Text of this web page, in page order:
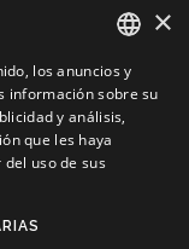
01-
Grand Espace
2015
SPANISH
PORTUGUESE
×
los anuncios y
información sobre su
y análisis,
que les haya
uso de sus